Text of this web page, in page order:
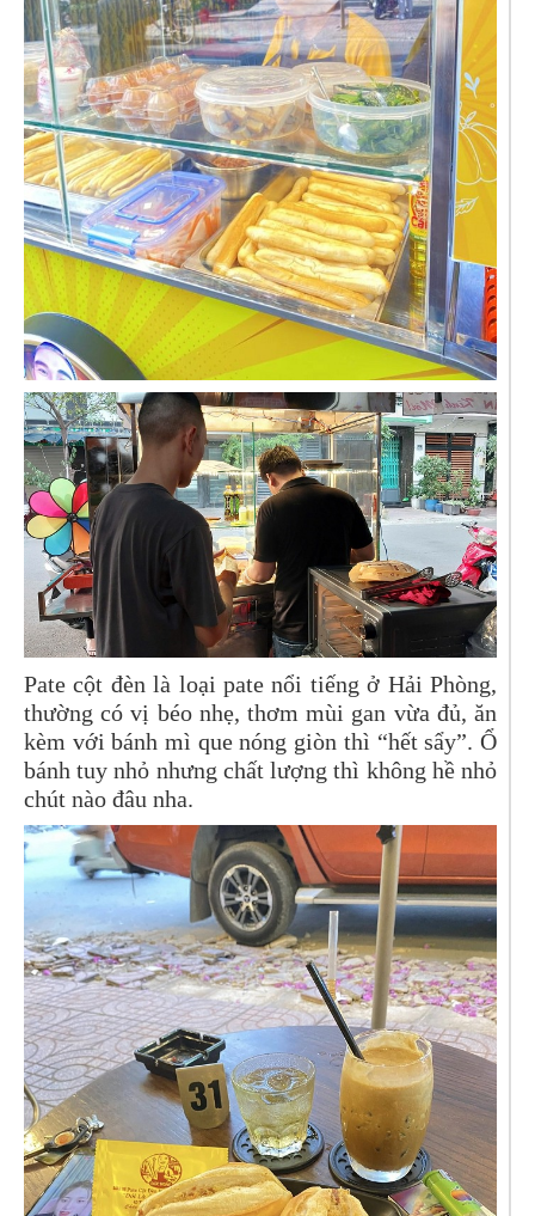
Pate cột đèn là loại pate nổi tiếng ở Hải Phòng,
thường có vị béo nhẹ, thơm mùi gan vừa đủ, ăn
kèm với bánh mì que nóng giòn thì “hết sẩy”. Ổ
bánh tuy nhỏ nhưng chất lượng thì không hề nhỏ
chút nào đâu nha.